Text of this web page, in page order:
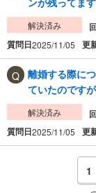
解決済み
質問日2025/11/05 更
離婚する際に
ていたのです
解決済み
質問日2025/11/05 更
1